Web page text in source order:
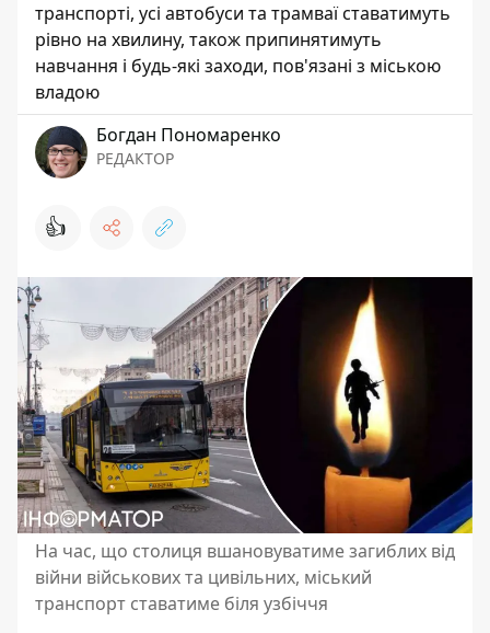
транспорті, усі автобуси та трамваї ставатимуть
рівно на хвилину, також припинятимуть
навчання і будь-які заходи, пов'язані з міською
владою
Богдан Пономаренко
РЕДАКТОР
👍
На час, що столиця вшановуватиме загиблих від
війни військових та цивільних, міський
транспорт ставатиме біля узбіччя